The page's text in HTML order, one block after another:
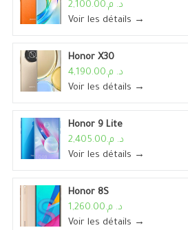
د. م.2,100.00
Voir les détails →
Honor X30
د. م.4,190.00
Voir les détails →
Honor 9 Lite
د. م.2,405.00
Voir les détails →
Honor 8S
د. م.1,260.00
Voir les détails →